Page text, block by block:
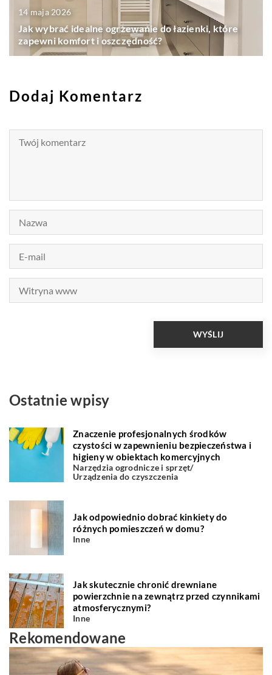
14 maja 2026
Jak wybrać idealne ogrzewanie do łazienki, które
zapewni komfort i oszczędność?
Dodaj Komentarz
Ostatnie wpisy
Znaczenie profesjonalnych środków
czystości w zapewnieniu bezpieczeństwa i
higieny w obiektach komercyjnych
Narzędzia ogrodnicze i sprzęt/
Urządzenia do czyszczenia
Jak odpowiednio dobrać kinkiety do
różnych pomieszczeń w domu?
Inne
Jak skutecznie chronić drewniane
powierzchnie na zewnątrz przed czynnikami
atmosferycznymi?
Inne
Rekomendowane